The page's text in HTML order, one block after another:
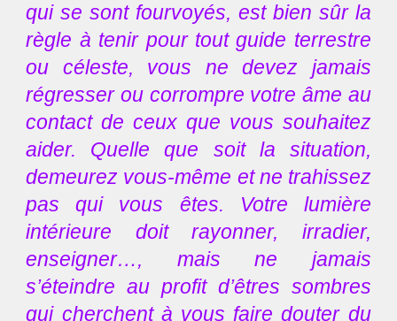
qui se sont fourvoyés, est bien sûr la
règle à tenir pour tout guide terrestre
ou céleste, vous ne devez jamais
régresser ou corrompre votre âme au
contact de ceux que vous souhaitez
aider. Quelle que soit la situation,
demeurez vous-même et ne trahissez
pas qui vous êtes. Votre lumière
intérieure doit rayonner, irradier,
enseigner…, mais ne jamais
s’éteindre au profit d’êtres sombres
qui cherchent à vous faire douter du